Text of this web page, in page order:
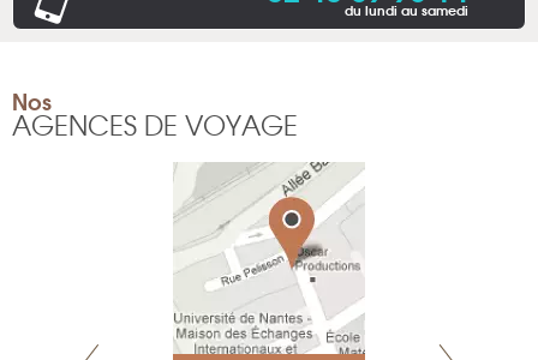
du lundi au samedi
Nos
AGENCES DE VOYAGE